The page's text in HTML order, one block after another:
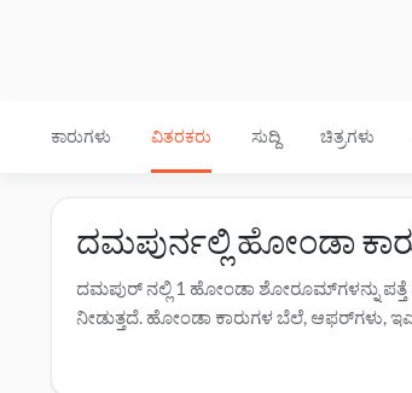
ಕಾರುಗಳು ವಿತರಕರು ಸುದ್ದಿ ಚಿತ್ರಗಳು
ದಮಪುರ್ನಲ್ಲಿ ಹೋಂಡಾ
ದಮಪುರ್ ನಲ್ಲಿ 1 ಹೋಂಡಾ ಶೋರೂಮ್‌ಗಳನ್ನು
ನೀಡುತ್ತದೆ. ಹೋಂಡಾ ಕಾರುಗಳ ಬೆಲೆ, ಆಫರ್‌ಗಳು,